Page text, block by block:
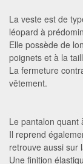
La veste est de
léopard à
Elle possède de
poignets et à la
La fermeture
vêtement.
Le pantalon quant
Il reprend
retrouve aussi sur
Une finition